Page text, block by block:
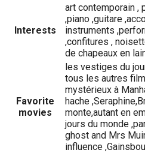
Interests
art contemporain ,
,piano ,guitare
instruments
,confitures ,
de chapeaux en
Favorite
movies
les vestiges du
tous les autres
mystérieux à
hache
monte,autant en
jours du monde
ghost and Mrs
influence